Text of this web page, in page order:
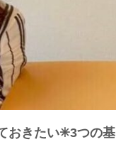
おきたい✳︎3つの基